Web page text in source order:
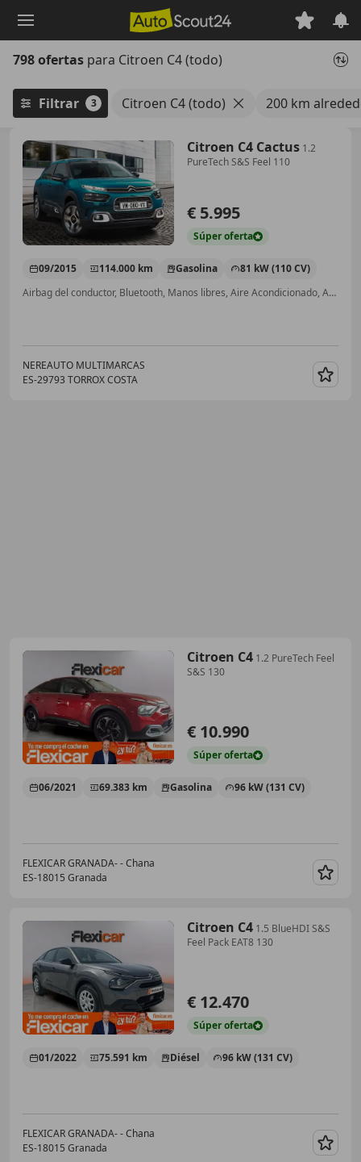
principal
798 ofertas para Citroen C4 (todo)
Filtrar 3 Citroen C4 (todo) 200 km
Citroen C4 Cactus 1.2
PureTech S&S Feel 110
€ 5.995
Súperoferta
09/2015 114.000 km Gasolina
81 kW (110 CV)
Airbag del conductor, Bluetooth, Manos libres, Aire Acondicionado, ABS
NEREAUTO MULTIMARCAS
ES-29793 TORROX COSTA
Citroen C4 1.2 PureTech Feel
S&S 130
€ 10.990
Súperoferta
06/2021 69.383 km Gasolina 96 kW (131 CV)
FLEXICAR GRANADA- - Chana
ES-18015 Granada
Citroen C4 1.5 BlueHDI S&S
Feel Pack EAT8 130
€ 12.470
Súperoferta
01/2022 75.591 km Diésel 96 kW (131 CV)
FLEXICAR GRANADA- - Chana
ES-18015 Granada